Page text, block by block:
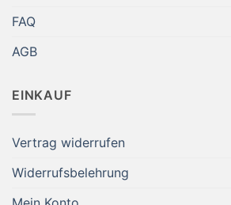
FAQ
AGB
EINKAUF
Vertrag widerrufen
Widerrufsbelehrung